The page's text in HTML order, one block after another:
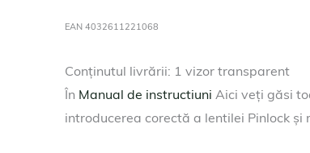
EAN 4032611221068
Conținutul livrării: 1 vizor transparent
În Manual de instructiuni Aici veți găsi
introducerea corectă a lentilei Pinlock